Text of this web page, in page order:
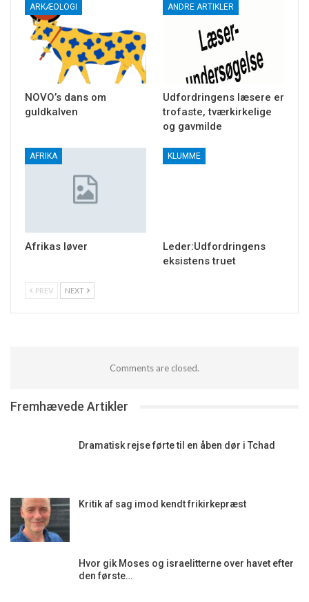
ARKÆOLOGI
NOVO’s dans om
guldkalven
ANDRE ARTIKLER
Udfordringens læsere er
trofaste, tværkirkelige
og gavmilde
AFRIKA
Afrikas løver
KLUMME
Leder:Udfordringens
eksistens truet
PREV NEXT
Comments are closed.
Fremhævede Artikler
Dramatisk rejse førte til en åben dør i Tchad
Kritik af sag imod kendt frikirkepræst
Hvor gik Moses og israelitterne over havet efter
den første…